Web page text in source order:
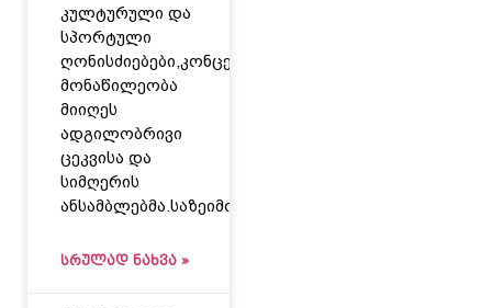
კულტურული და
სპორტული
ღონისძიებები,კონცერტში
მონაწილეობა
მიიღეს
ადგილობრივი
ცეკვისა და
სიმღერის
ანსამბლებმა.საზეიმო
ᲡᲠᲣᲚᲐᲓ ᲜᲐᲮᲕᲐ »